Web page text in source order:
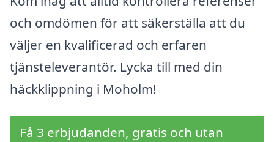
och omdömen för att säkerställa att du
väljer en kvalificerad och erfaren
tjänsteleverantör. Lycka till med din
häckklippning i Moholm!
Få 3 erbjudanden, gratis och utan